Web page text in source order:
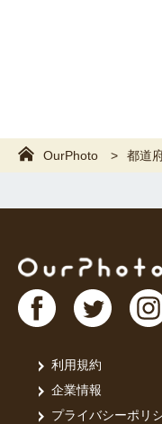
OurPhoto 都道
利用規約
企業情報
プライバシーポリ